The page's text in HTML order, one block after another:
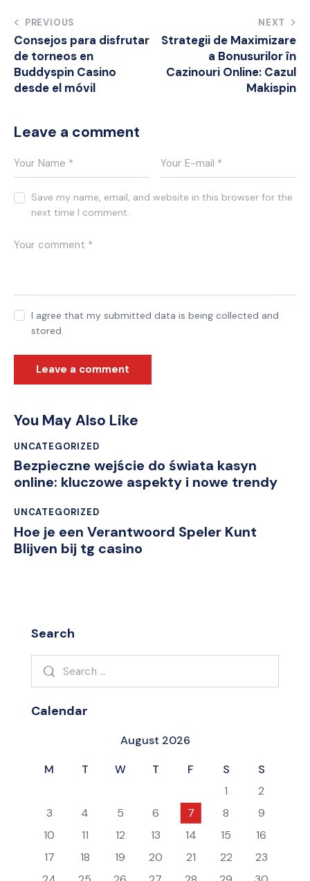
Post
navigation
PREVIOUS
Consejos para disfrutar
de torneos en
Buddyspin Casino
desde el móvil
NEXT
Strategii de Maximizare
a Bonusurilor în
Cazinouri Online: Cazul
Makispin
Leave a comment
Save my name, email, and website in this browser for the
next time I comment.
I agree that my submitted data is being collected and
stored.
You May Also Like
UNCATEGORIZED
Bezpieczne wejście do świata kasyn
online: kluczowe aspekty i nowe trendy
UNCATEGORIZED
Hoe je een Verantwoord Speler Kunt
Blijven bij tg casino
Search
Search
Calendar
August 2026
M
T W T F S
S
1
2
3
4 5 6 7 8
9
10
11 12 13 14 15
16
17
18 19 20 21 22
23